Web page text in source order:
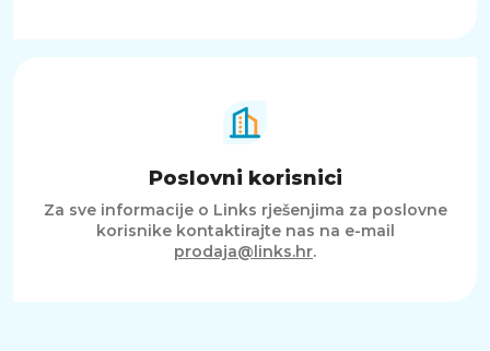
Poslovni korisnici
Za sve informacije o Links rješenjima za poslovne
korisnike kontaktirajte nas na e-mail
prodaja@links.hr.